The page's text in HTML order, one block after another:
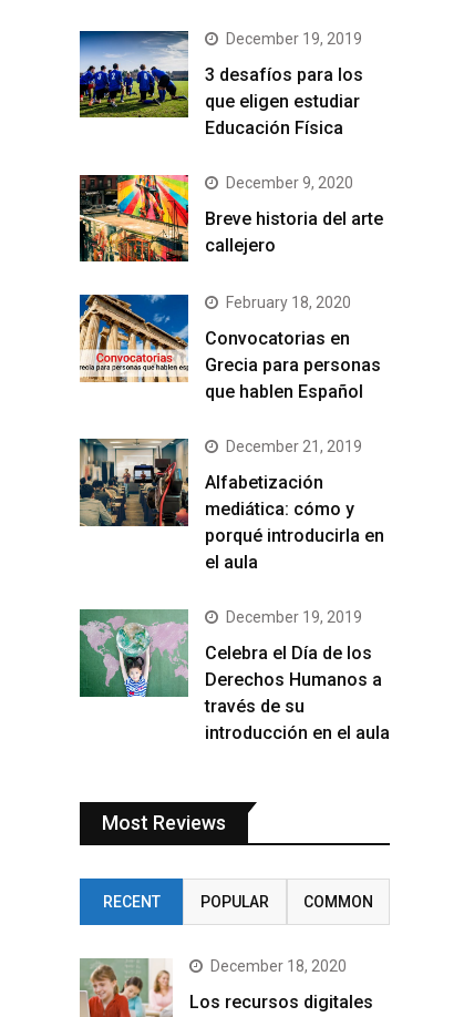
December 19, 2019
3 desafíos para los
que eligen estudiar
Educación Física
December 9, 2020
Breve historia del arte
callejero
February 18, 2020
Convocatorias en
Grecia para personas
que hablen Español
December 21, 2019
Alfabetización
mediática: cómo y
porqué introducirla en
el aula
December 19, 2019
Celebra el Día de los
Derechos Humanos a
través de su
introducción en el aula
Most Reviews
RECENT POPULAR COMMON
December 18, 2020
Los recursos digitales